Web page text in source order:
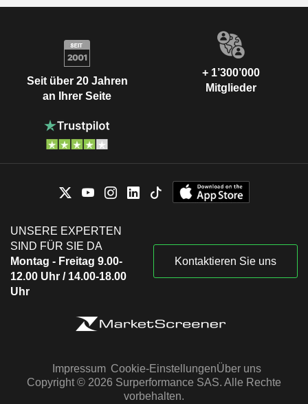
Seit über 20 Jahren
an Ihrer Seite
+ 1’300’000
Mitglieder
UNSERE EXPERTEN
SIND FÜR SIE DA
Montag - Freitag 9.00-
12.00 Uhr / 14.00-18.00
Uhr
Kontaktieren Sie uns
Impressum Cookie-EinstellungenÜber uns
Copyright © 2026 Surperformance SAS. Alle Rechte
vorbehalten.